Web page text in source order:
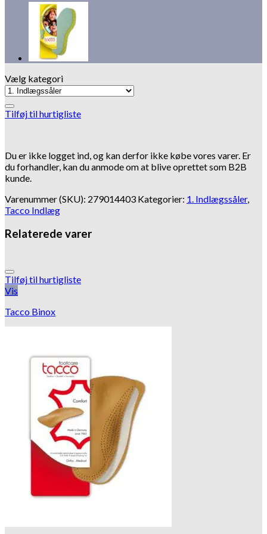
Vælg kategori
Tilføj til hurtigliste
Du er ikke logget ind, og kan derfor ikke købe vores varer. Er
du forhandler, kan du anmode om at blive oprettet som B2B
kunde.
Varenummer (SKU): 279014403 Kategorier: 1. Indlægssåler,
Tacco Indlæg
Relaterede varer
Tilføj til hurtigliste
Vis
Tacco Binox